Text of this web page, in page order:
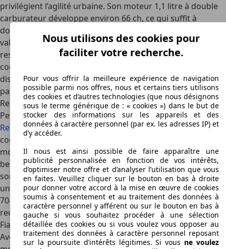
privilégient l’agilité urbaine. Son moteur 1,1 litre à double
carburateur développe environ 66 ch, ce qui suffit à
donner du caractère à cette petite citadine. Moins
valorisée que la Golf sur le marché des collectionneurs, elle
reste pourtant attachante par son design simple et sa
conduite enjouée. Son coût d’entretien abordable et la
disponibilité des pièces en font un bon choix pour les
passionnés débutants.
Renault 5 Alpine : l’esprit sportif populaire
Pensée comme une réponse directe à la Golf GTI, la
Renault 5 Alpinepropose un style plus latin et un
comportement routier axé sur le plaisir de conduite. Son
moteur de 93 ch, allié à un poids plume, lui confère de
belles performances pour sa catégorie. Très prisée pour
son charme rétro et sa sonorité caractéristique, elle reste
une icône des compactes sportives françaises des années
70-80. Moins rigide, mais plus fun, elle plaira à ceux qui
recherchent un youngtimer accessible et vivant.
Fiat Ritmo 105 TC, l’originale pleine de tempérament
Avec sa ligne audacieuse dessinée par Bertone et son
Nous utilisons des cookies pour
faciliter votre recherche.
Pour vous offrir la meilleure expérience de navigation
possible parmi nos offres, nous et certains tiers utilisons
des cookies et d’autres technologies (que nous désignons
sous le terme générique de : « cookies ») dans le but de
stocker des informations sur les appareils et des
données à caractère personnel (par ex. les adresses IP) et
d’y accéder.
Il nous est ainsi possible de faire apparaître une
publicité personnalisée en fonction de vos intérêts,
d’optimiser notre offre et d’analyser l’utilisation que vous
en faites. Veuillez cliquer sur le bouton en bas à droite
pour donner votre accord à la mise en œuvre de cookies
soumis à consentement et au traitement des données à
caractère personnel y afférent ou sur le bouton en bas à
gauche si vous souhaitez procéder à une sélection
détaillée des cookies ou si vous voulez vous opposer au
traitement des données à caractère personnel reposant
sur la poursuite d’intérêts légitimes. Si vous ne voulez